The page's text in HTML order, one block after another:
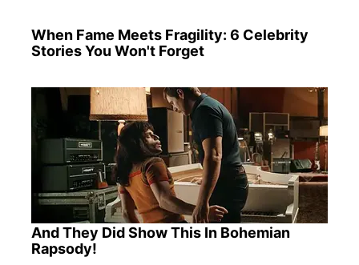
When Fame Meets Fragility: 6 Celebrity
Stories You Won't Forget
And They Did Show This In Bohemian
Rapsody!